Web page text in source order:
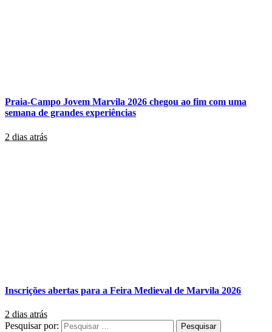
Praia-Campo Jovem Marvila 2026 chegou ao fim com uma
semana de grandes experiências
2 dias atrás
Inscrições abertas para a Feira Medieval de Marvila 2026
2 dias atrás
Pesquisar por: